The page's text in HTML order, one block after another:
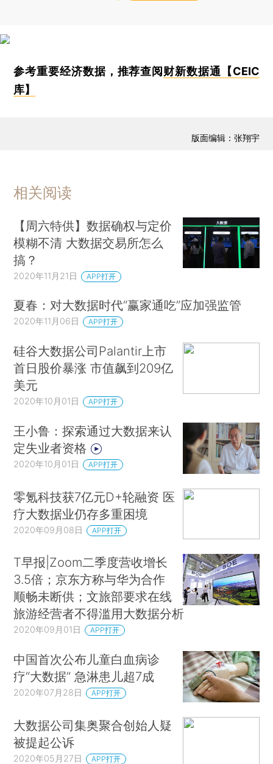
参考重要经济数据，推荐查阅 财新数据通【CEIC
库】
版面编辑：张翔宇
相关阅读
【周六特供】数据确权与定价
模糊不清 大数据交易所怎么
搞？
2020年11月21日 APP打开
夏春：对大数据时代“赢家通吃”应加强监管
2020年11月06日 APP打开
硅谷大数据公司Palantir上市
首日股价暴涨 市值飙到209亿
美元
2020年10月01日 APP打开
王小鲁：探索通过大数据来认
定失业者资格
2020年10月01日 APP打开
零氪科技获7亿元D+轮融资 医
疗大数据业仍存多重困境
2020年09月08日 APP打开
T早报|Zoom二季度营收增长
3.5倍；京东方称与华为合作
顺畅未断供；文旅部要求在线
旅游经营者不得滥用大数据分析
2020年09月01日 APP打开
中国首次公布儿童白血病诊
疗“大数据” 急淋患儿超7成
2020年07月28日 APP打开
大数据公司集奥聚合创始人疑
被提起公诉
2020年05月27日 APP打开